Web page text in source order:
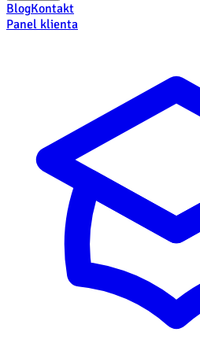
BlogKontakt
Panel klienta